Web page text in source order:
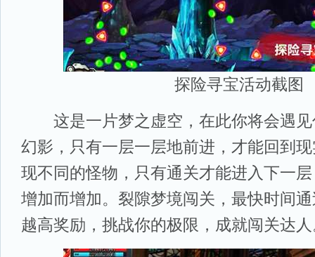
探险寻宝活动截图
这是一片梦之虚空，在此你将会遇见
幻影，只有一层一层地前进，才能回到
现不同的怪物，只有通关才能进入下一
增加而增加。裂隙梦境闯关，最快时间
越高奖励，挑战你的极限，成就闯关达